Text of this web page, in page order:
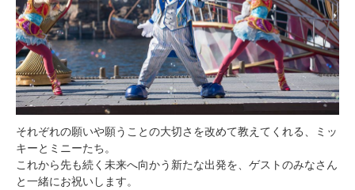
それぞれの願いや願うことの大切さを改めて教えてくれる、ミッ
キーとミニーたち。
これから先も続く未来へ向かう新たな出発を、ゲストのみなさん
と一緒にお祝いします。